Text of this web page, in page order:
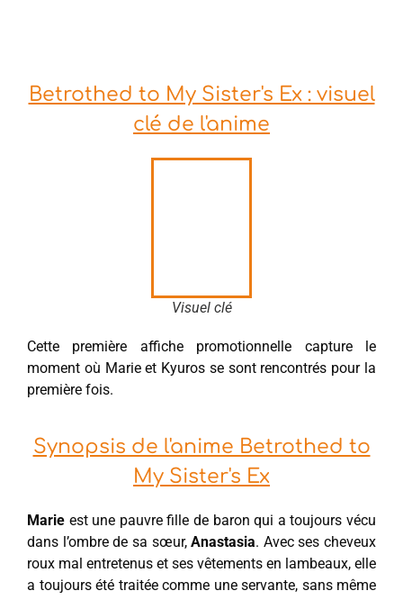
Betrothed to My Sister's Ex : visuel
clé de l'anime
Visuel clé
Cette première affiche promotionnelle capture le
moment où Marie et Kyuros se sont rencontrés pour la
première fois.
Synopsis de l'anime Betrothed to
My Sister's Ex
Marie est une pauvre fille de baron qui a toujours vécu
dans l’ombre de sa sœur,Anastasia. Avec ses cheveux
roux mal entretenus et ses vêtements en lambeaux, elle
a toujours été traitée comme une servante, sans même